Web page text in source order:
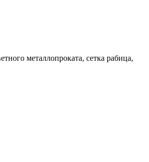
металлопроката, сетка рабица,